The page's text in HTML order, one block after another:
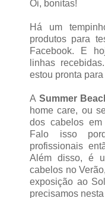
Oi, bonitas!
Há um
produtos para
Facebook. E
linhas
estou pronta
A Summer
home care, ou
dos cabelos
Falo isso
profissionais
Além disso, é
cabelos no
exposição ao
precisamos